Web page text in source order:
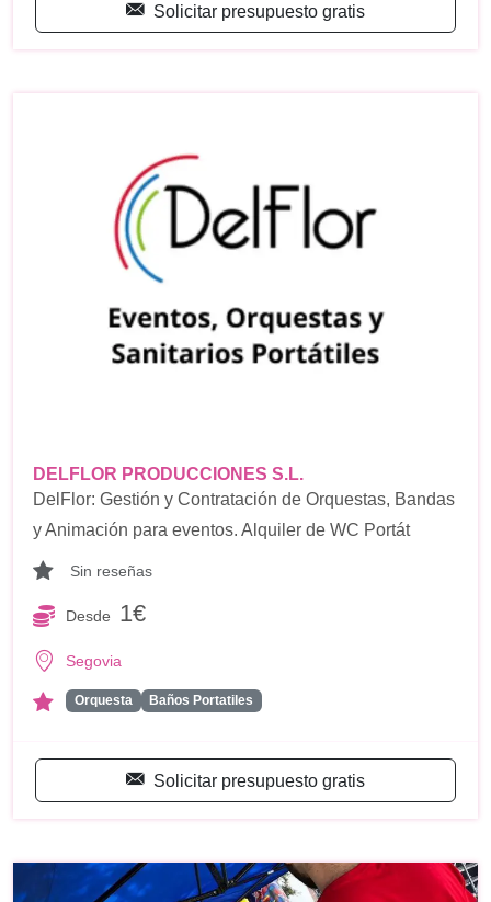
Solicitar presupuesto gratis
DELFLOR PRODUCCIONES S.L.
DelFlor: Gestión y Contratación de Orquestas, Bandas
y Animación para eventos. Alquiler de WC Portát
Sin reseñas
Desde 1€
Segovia
Orquesta Baños Portatiles
Solicitar presupuesto gratis